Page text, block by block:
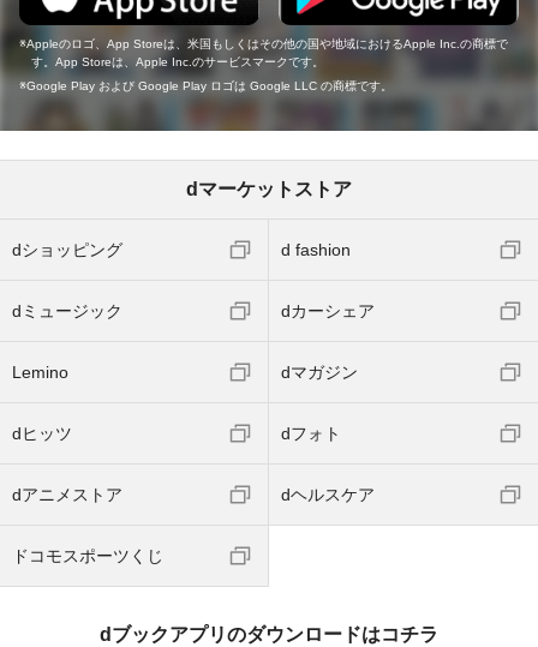
Appleのロゴ、App Storeは、米国もしくはその他の国や地域におけるApple Inc.の商標で
す。App Storeは、Apple Inc.のサービスマークです。
Google Play および Google Play ロゴは Google LLC の商標です。
dマーケットストア
dショッピング d fashion
dミュージック dカーシェア
Lemino dマガジン
dヒッツ dフォト
dアニメストア dヘルスケア
ドコモスポーツくじ
dブックアプリのダウンロードはコチラ